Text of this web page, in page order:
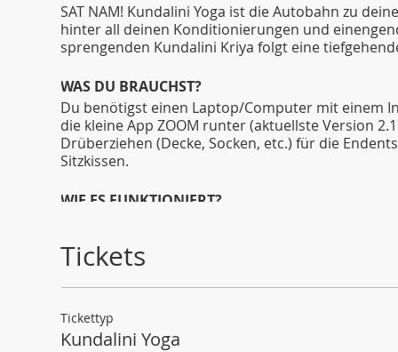
SAT NAM! Kundalini Yoga ist die Autobahn zu
hinter all deinen Konditionierungen und
sprengenden Kundalini Kriya folgt eine
WAS DU BRAUCHST?
Du benötigst einen Laptop/Computer mit einem
die kleine App ZOOM runter (aktuellste Version
Drüberziehen (Decke, Socken, etc.) für die
Sitzkissen.
WIE ES FUNKTIONIERT?
danach Passwort. Die Teilnahme ist nur mit
Tickets
Tickettyp
Kundalini Yoga